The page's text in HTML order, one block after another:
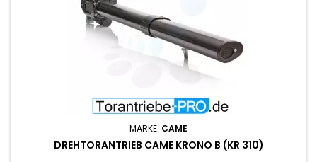
MARKE: CAME
DREHTORANTRIEB CAME KRONO B (KR 310)